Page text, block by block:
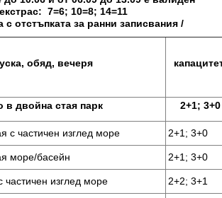
екстрас: 7=6; 10=8; 14=11
с отстъпката за ранни записвания /
обяд, вечеря
в двойна стая парк 2+1; 3+0
с частичен изглед море 2+1; 3+0
море/басейн 2+1; 3+0
изглед море 2+2; 3+1